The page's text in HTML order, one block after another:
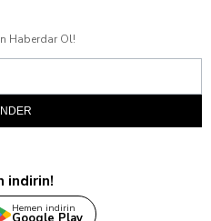
Haberdar Ol!
indirin!
Hemen indirin